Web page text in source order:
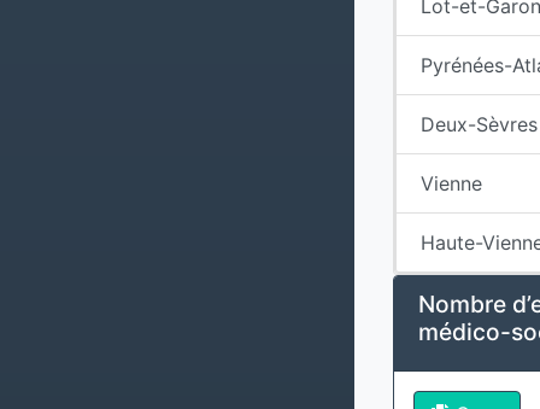
Lot-et-
Pyrénées-
Deux-Sèvres
Vienne
Haute-
Nombre
médico-